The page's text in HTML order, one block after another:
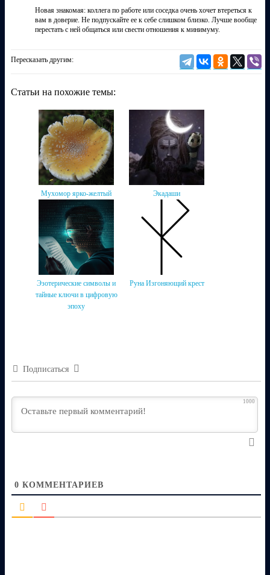
Новая знакомая: коллега по работе или соседка очень хочет втереться к
вам в доверие. Не подпускайте ее к себе слишком близко. Лучше вообще
перестать с ней общаться или свести отношения к минимуму.
Пересказать другим:
Статьи на похожие темы:
Мухомор ярко-желтый Экадаши
Эзотерические символы и
тайные ключи в цифровую
эпоху
Руна Изгоняющий крест
Подписаться
1000
0 КОММЕНТАРИЕВ